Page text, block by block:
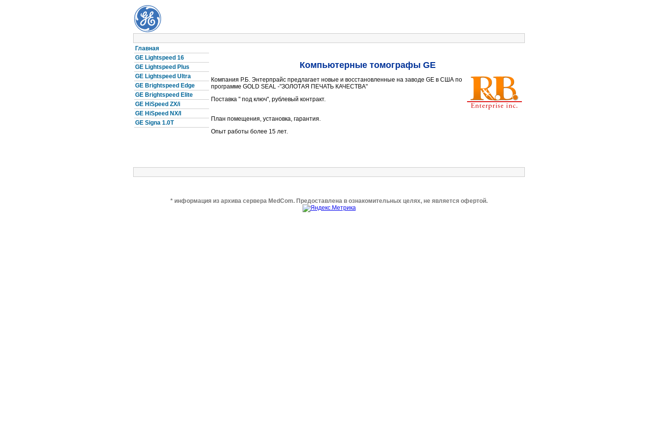
Главная
GE Lightspeed 16
GE Lightspeed Plus
GE Lightspeed Ultra
GE Brightspeed Edge
GE Brightspeed Elite
GE HiSpeed ZX/i
GE HiSpeed NX/I
GE Signa 1.0Т
Компьютерные томографы GE
Компания Р.Б. Энтерпрайс предлагает новые и восстановленные на заводе GE в США по
программе GOLD SEAL -"ЗОЛОТАЯ ПЕЧАТЬ КАЧЕСТВА"
Поставка " под ключ", рублевый контракт.
План помещения, установка, гарантия.
Опыт работы более 15 лет.
* информация из архива сервера MedCom. Предоставлена в ознакомительных целях, не является офертой.